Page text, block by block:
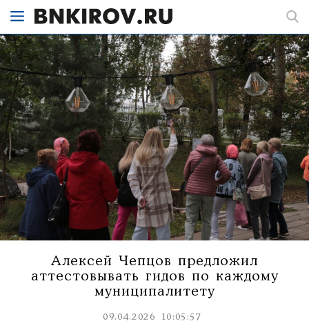
Алексей Чепцов предложил
аттестовывать гидов по каждому
муниципалитету
09.04.2026 10:05:57